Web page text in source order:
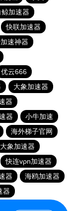
鲸加速器
快联加速器
速神器
优云666
大象加速器
器
器
小牛加速
海外梯子官网
大象加速器
快连vρn加速器
器
海鸥加速器
器